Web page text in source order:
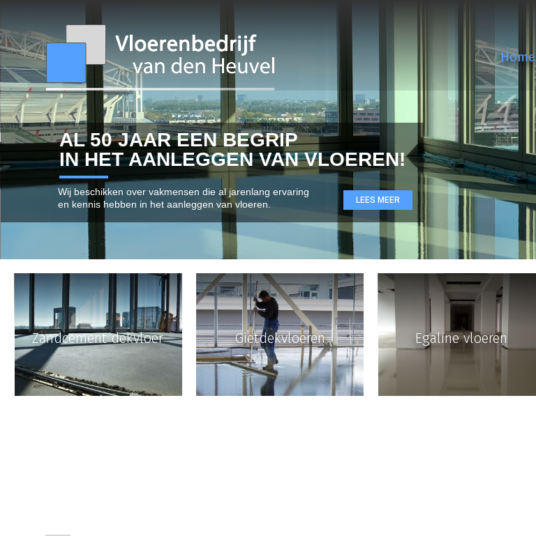
Home
AL 50 JAAR EEN BEGRIP
IN HET AANLEGGEN VAN VLOEREN!
Wij beschikken over vakmensen die al jarenlang ervaring
en kennis hebben in het aanleggen van vloeren.
LEES MEER
Zandcement dekvloer Gietdekvloeren Egaline vloeren